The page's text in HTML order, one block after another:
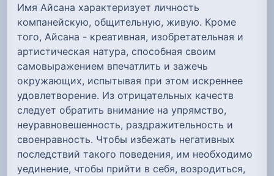
Имя Айсана характеризует личность
компанейскую, общительную, живую. Кроме
того, Айсана - креативная, изобретательная и
артистическая натура, способная своим
самовыражением впечатлить и зажечь
окружающих, испытывая при этом искреннее
удовлетворение. Из отрицательных качеств
следует обратить внимание на упрямство,
неуравновешенность, раздражительность и
своенравность. Чтобы избежать негативных
последствий такого поведения, им необходимо
уединение, чтобы прийти в себя, возродиться,